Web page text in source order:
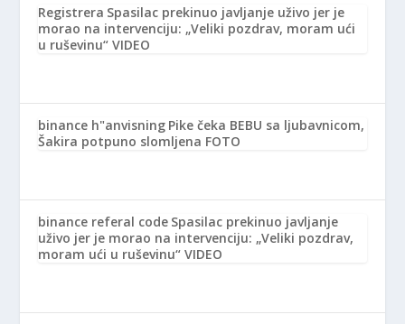
Registrera Spasilac prekinuo javljanje uživo jer je
morao na intervenciju: „Veliki pozdrav, moram ući
u ruševinu“ VIDEO
binance h"anvisning Pike čeka BEBU sa ljubavnicom,
Šakira potpuno slomljena FOTO
binance referal code Spasilac prekinuo javljanje
uživo jer je morao na intervenciju: „Veliki pozdrav,
moram ući u ruševinu“ VIDEO